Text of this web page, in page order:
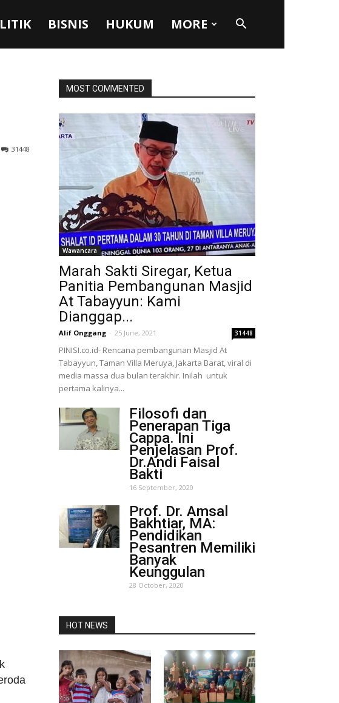
BISNIS HUKUM MORE
31448
MOST COMMENTED
Wawancara
Marah Sakti Siregar, Ketua
Panitia Pembangunan Masjid
At Tabayyun: Kami
Dianggap...
Alif Onggang - 25 June, 2021 31448
PINISI.co.id- Rencana pembangunan Masjid At
Tabayyun, Taman Villa Meruya, Jakarta Barat, viral di
media massa dua bulan terakhir. Inilah untuk
pertama kalinya...
Filosofi dan
Penerapan Tiga
Cappa. Ini
Penjelasan Prof.
Dr.Andi Faisal
Bakti
16 September, 2020
Prof. Dr. Amsal
Bakhtiar, MA:
Pendidikan
Pesantren Memiliki
Banyak
Keunggulan
28 October, 2020
HOT NEWS